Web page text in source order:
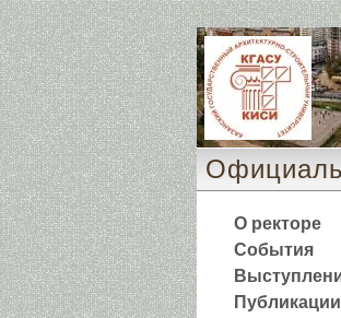
О ректоре
События
Публикации